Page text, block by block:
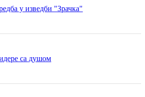
у изведби "Зрачка"
са душом